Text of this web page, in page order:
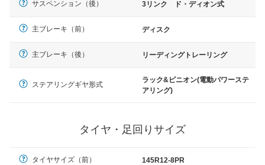
サスペンション（後） 3リンク ド・ディオン式
主ブレーキ（前） ディスク
主ブレーキ（後） リーディングトレーリング
ステアリングギヤ形式
ラック&ピニオン(電動パワーステ
アリング)
タイヤ・足回りサイズ
タイヤサイズ（前） 145R12-8PR